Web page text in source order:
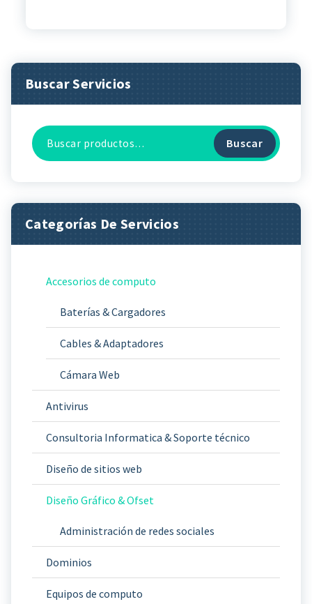
Buscar Servicios
Buscar
por:
Buscar
Categorías De Servicios
Accesorios de computo
Baterías & Cargadores
Cables & Adaptadores
Cámara Web
Antivirus
Consultoria Informatica & Soporte técnico
Diseño de sitios web
Diseño Gráfico & Ofset
Administración de redes sociales
Dominios
Equipos de computo